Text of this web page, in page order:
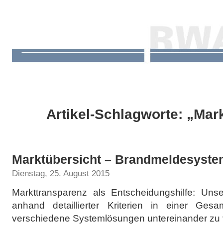
Artikel-Schlagworte:
Marktübersicht –
Dienstag, 25. August 2015
Markttransparenz als Entscheidungshilfe:
anhand detaillierter Kriterien in einer
verschiedene Systemlösungen untereinander zu